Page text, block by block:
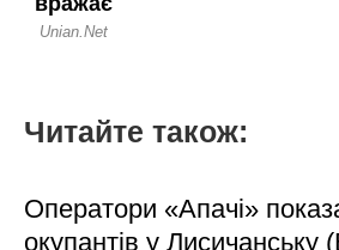
Читайте також:
Оператори «Апачі»
окупантів у Лисичанську